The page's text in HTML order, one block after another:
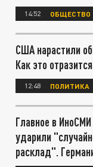
14:52 ОБЩЕСТВО
США нарастили
Как это
12:48 ПОЛИТИКА
Главное в
ударили
расклад".